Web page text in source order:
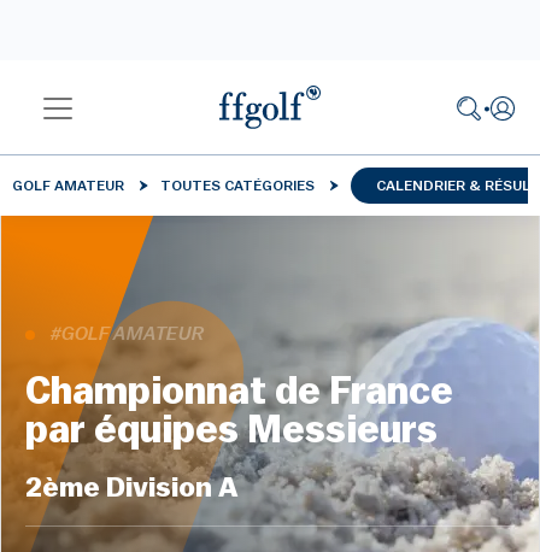
GOLF AMATEUR TOUTES CATÉGORIES CALENDRIER &
#GOLF AMATEUR
Championnat de France
par équipes Messieurs
2ème Division A